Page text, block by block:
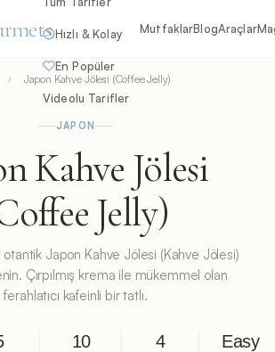
Hızlı & Kolay
En Popüler
Videolu Tarifler
MutfaklarBlogAraçlar
Japon Kahve Jölesi (Coffee Jelly)
JAPON
Kahve Jölesi
Jelly)
otantik Japon Kahve Jölesi (Kahve Jölesi)
Çırpılmış krema ile mükemmel olan
ferahlatıcı kafeinli bir tatlı.
10
4 Easy